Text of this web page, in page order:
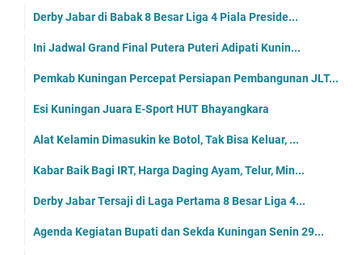
Derby Jabar di Babak 8 Besar Liga 4 Piala Preside...
Ini Jadwal Grand Final Putera Puteri Adipati Kunin...
Pemkab Kuningan Percepat Persiapan Pembangunan JLT...
Esi Kuningan Juara E-Sport HUT Bhayangkara
Alat Kelamin Dimasukin ke Botol, Tak Bisa Keluar, ...
Kabar Baik Bagi IRT, Harga Daging Ayam, Telur, Min...
Derby Jabar Tersaji di Laga Pertama 8 Besar Liga 4...
Agenda Kegiatan Bupati dan Sekda Kuningan Senin 29...